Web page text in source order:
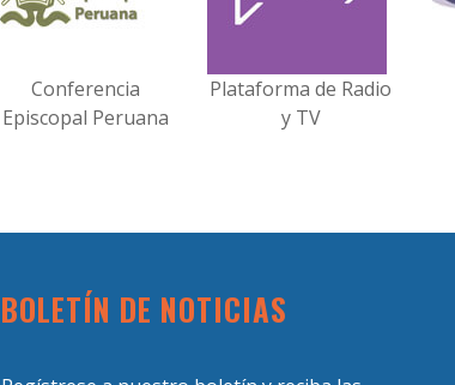
Conferencia
Episcopal Peruana
Plataforma de Radio
y TV
BOLETÍN DE NOTICIAS